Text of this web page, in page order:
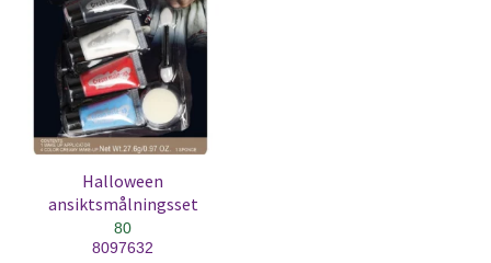
Halloween
ansiktsmålningsset
80
8097632